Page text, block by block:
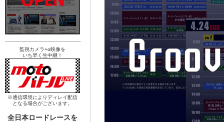
監視カメラ+α映像を
いち早く生中継！
※通信環境によりディレイ配信
となる場合がございます。
全日本ロードレースを